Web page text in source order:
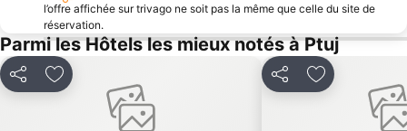
l’offre affichée sur trivago ne soit pas la même que celle du site de
réservation.
Parmi les Hôtels les mieux notés à Ptuj
PartagerAjouter à mes favoris PartagerAjouter à